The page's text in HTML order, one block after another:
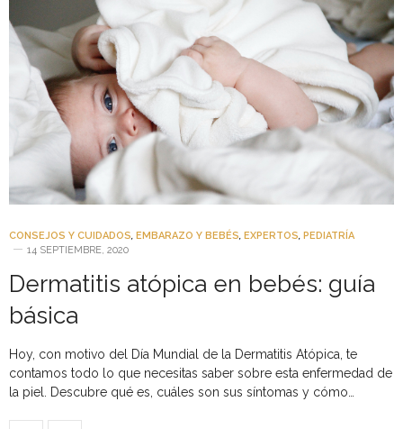
CONSEJOS Y CUIDADOS EMBARAZO Y BEBÉS EXPERTOS PEDIATRÍA
14 SEPTIEMBRE, 2020
Dermatitis atópica en bebés: guía
básica
Hoy, con motivo del Día Mundial de la Dermatitis Atópica, te
contamos todo lo que necesitas saber sobre esta enfermedad de
la piel. Descubre qué es, cuáles son sus síntomas y cómo…